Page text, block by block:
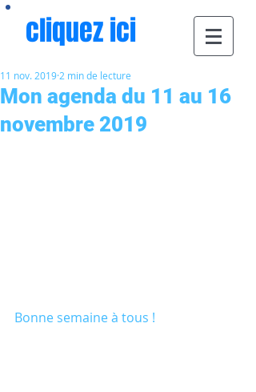
cliquez ici
Mon agenda du 11 au 16
novembre 2019
11 nov. 2019 2 min de lecture
Bonne semaine à tous !